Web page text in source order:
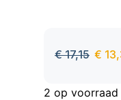
€17,15 €
2 op voorraad